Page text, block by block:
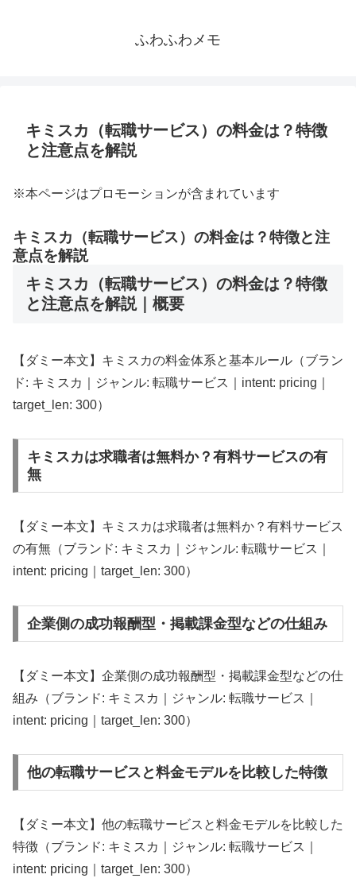
ふわふわメモ
キミスカ（転職サービス）の料金は？特徴
と注意点を解説
※本ページはプロモーションが含まれています
キミスカ（転職サービス）の料金は？特徴と注
意点を解説
キミスカ（転職サービス）の料金は？特徴
と注意点を解説｜概要
【ダミー本文】キミスカの料金体系と基本ルール（ブラン
ド: キミスカ｜ジャンル: 転職サービス｜intent: pricing｜
target_len: 300）
キミスカは求職者は無料か？有料サービスの有
無
【ダミー本文】キミスカは求職者は無料か？有料サービス
の有無（ブランド: キミスカ｜ジャンル: 転職サービス｜
intent: pricing｜target_len: 300）
企業側の成功報酬型・掲載課金型などの仕組み
【ダミー本文】企業側の成功報酬型・掲載課金型などの仕
組み（ブランド: キミスカ｜ジャンル: 転職サービス｜
intent: pricing｜target_len: 300）
他の転職サービスと料金モデルを比較した特徴
【ダミー本文】他の転職サービスと料金モデルを比較した
特徴（ブランド: キミスカ｜ジャンル: 転職サービス｜
intent: pricing｜target_len: 300）